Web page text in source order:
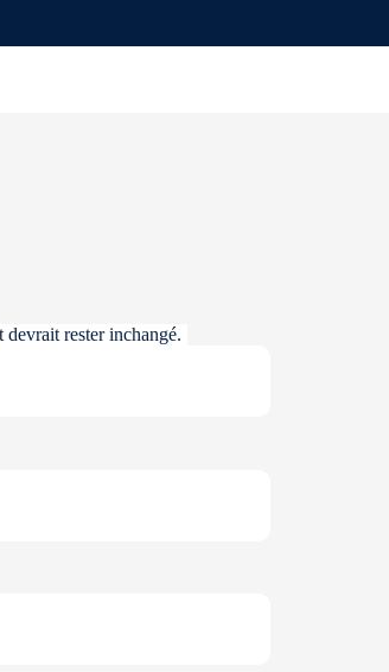
devrait rester inchangé.